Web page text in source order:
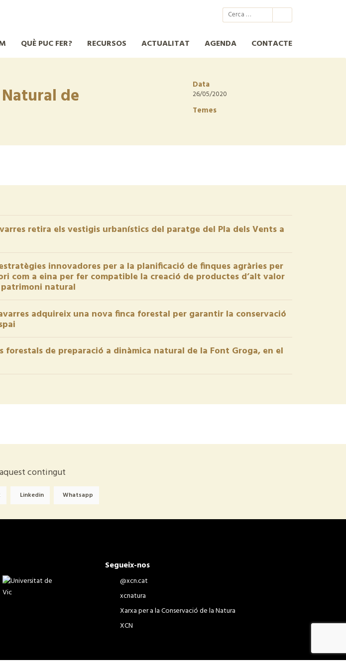
Xarxa per a la Conservació de la Natura
QUÈ PUC FER? RECURSOS ACTUALITAT AGENDA CONTACTE
de Data
26/05/2020
Temes
retira els vestigis urbanístics del paratge del Pla dels Vents a
innovadores per a la planificació de finques agràries per
com a eina per fer compatible la creació de productes d’alt valor
natural
adquireix una nova finca forestal per garantir la conservació
forestals de preparació a dinàmica natural de la Font Groga, en el
contingut
Linkedin Whatsapp
Segueix-nos
@xcn.cat
xcnatura
Xarxa per a la Conservació de la Natura
XCN